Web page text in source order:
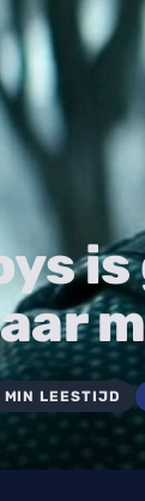
MIN LEESTIJD